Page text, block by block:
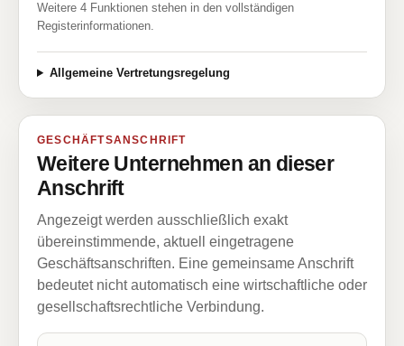
Weitere 4 Funktionen stehen in den vollständigen
Registerinformationen.
Allgemeine Vertretungsregelung
GESCHÄFTSANSCHRIFT
Weitere Unternehmen an dieser
Anschrift
Angezeigt werden ausschließlich exakt
übereinstimmende, aktuell eingetragene
Geschäftsanschriften. Eine gemeinsame Anschrift
bedeutet nicht automatisch eine wirtschaftliche oder
gesellschaftsrechtliche Verbindung.